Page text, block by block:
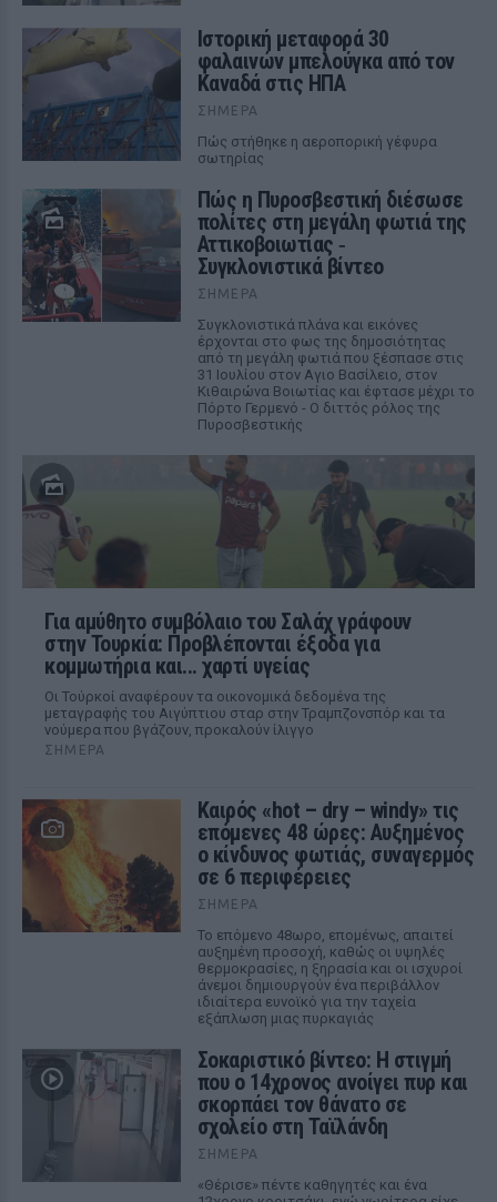
Ιστορική μεταφορά 30
φαλαινών μπελούγκα από τον
Καναδά στις ΗΠΑ
ΣΉΜΕΡΑ
Πώς στήθηκε η αεροπορική γέφυρα
σωτηρίας
Πώς η Πυροσβεστική διέσωσε
πολίτες στη μεγάλη φωτιά της
Αττικοβοιωτίας ‑
Συγκλονιστικά βίντεο
ΣΉΜΕΡΑ
Συγκλονιστικά πλάνα και εικόνες
έρχονται στο φως της δημοσιότητας
από τη μεγάλη φωτιά που ξέσπασε στις
31 Ιουλίου στον Αγιο Βασίλειο, στον
Κιθαιρώνα Βοιωτίας και έφτασε μέχρι το
Πόρτο Γερμενό - Ο διττός ρόλος της
Πυροσβεστικής
Για αμύθητο συμβόλαιο του Σαλάχ γράφουν
στην Τουρκία: Προβλέπονται έξοδα για
κομμωτήρια και... χαρτί υγείας
Οι Τούρκοί αναφέρουν τα οικονομικά δεδομένα της
μεταγραφής του Αιγύπτιου σταρ στην Τραμπζονσπόρ και τα
νούμερα που βγάζουν, προκαλούν ίλιγγο
ΣΉΜΕΡΑ
Καιρός «hot – dry – windy» τις
επόμενες 48 ώρες: Αυξημένος
ο κίνδυνος φωτιάς, συναγερμός
σε 6 περιφέρειες
ΣΉΜΕΡΑ
Το επόμενο 48ωρο, επομένως, απαιτεί
αυξημένη προσοχή, καθώς οι υψηλές
θερμοκρασίες, η ξηρασία και οι ισχυροί
άνεμοι δημιουργούν ένα περιβάλλον
ιδιαίτερα ευνοϊκό για την ταχεία
εξάπλωση μιας πυρκαγιάς
Σοκαριστικό βίντεο: Η στιγμή
που ο 14χρονος ανοίγει πυρ και
σκορπάει τον θάνατο σε
σχολείο στη Ταϊλάνδη
ΣΉΜΕΡΑ
«Θέρισε» πέντε καθηγητές και ένα